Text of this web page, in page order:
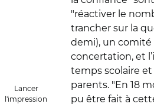
Lancer
l'impression
"réactiver le
trancher sur la
demi), un comité
concertation, et
temps scolaire
parents. "En 18
pu être fait à